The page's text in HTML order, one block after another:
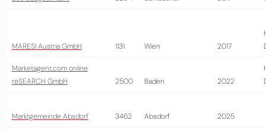
MARESI Austria GmbH 1131 Wien 2017
Marketagent.com online
reSEARCH GmbH
2500 Baden 2022
Marktgemeinde Absdorf 3462 Absdorf 2025